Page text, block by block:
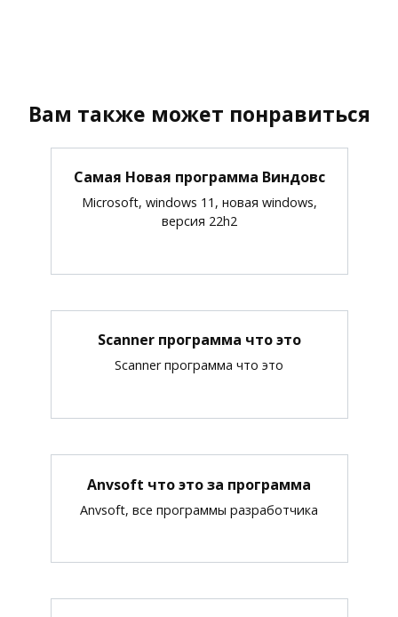
Вам также может понравиться
Самая Новая программа Виндовс
Microsoft, windows 11, новая windows,
версия 22h2
Scanner программа что это
Scanner программа что это
Anvsoft что это за программа
Anvsoft, все программы разработчика